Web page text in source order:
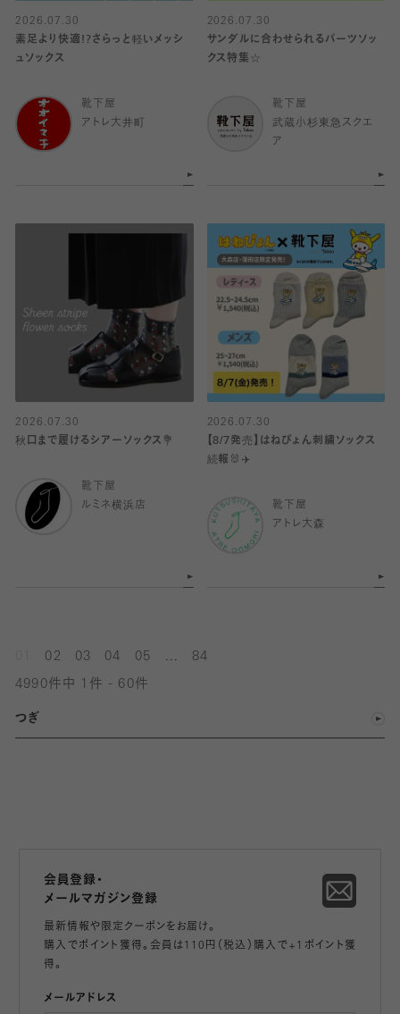
2026.07.30
素足より快適!?さらっと軽いメッシ
ュソックス
靴下屋
アトレ大井町
2026.07.30
サンダルに合わせられるパーツソッ
クス特集☆
靴下屋
武蔵小杉東急スクエ
ア
2026.07.30
秋口まで履けるシアーソックス💐
靴下屋
ルミネ横浜店
2026.07.30
【8/7発売】はねぴょん刺繍ソックス
続報🐰✈️
靴下屋
アトレ大森
02 03 04 05 84
4990件中 1件 - 60件
つぎ
会員登録・
メールマガジン登録
最新情報や限定クーポンをお届け。
購入でポイント獲得。会員は110円（税込）購入で+1ポイント獲
得。
メールアドレス